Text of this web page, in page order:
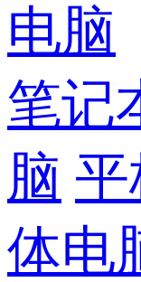
电脑
笔记
脑
体电